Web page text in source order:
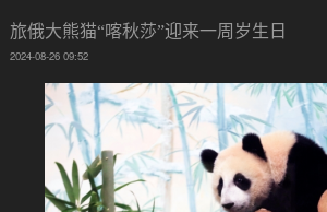
旅俄大熊猫“喀秋莎”迎来一周岁生日
2024-08-26 09:52